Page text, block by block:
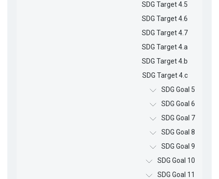
SDG Target 4.5
SDG Target 4.6
SDG Target 4.7
SDG Target 4.a
SDG Target 4.b
SDG Target 4.c
SDG Goal 5
SDG Goal 6
SDG Goal 7
SDG Goal 8
SDG Goal 9
SDG Goal 10
SDG Goal 11